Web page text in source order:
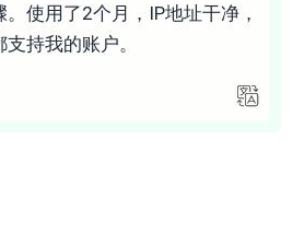
使用了2个月，IP地址干净，
持我的账户。